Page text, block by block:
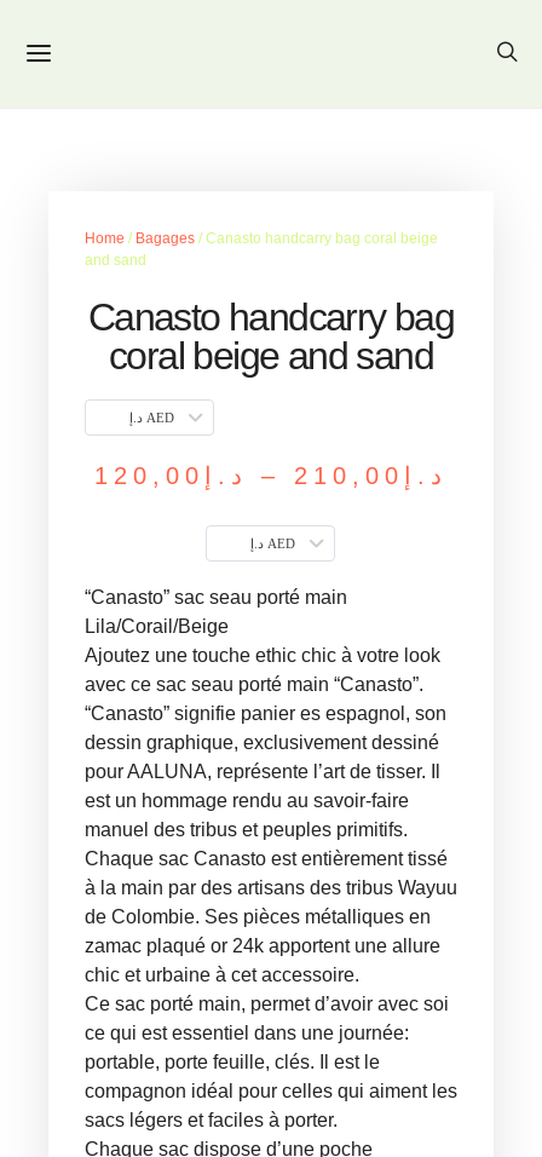
Home / Bagages / Canasto handcarry bag coral beige
and sand
Canasto handcarry bag
coral beige and sand
د.إ AED
د.إ 120,00 – د.إ 210,00
د.إ AED
“Canasto” sac seau porté main
Lila/Corail/Beige
Ajoutez une touche ethic chic à votre look
avec ce sac seau porté main “Canasto”.
“Canasto” signifie panier es espagnol, son
dessin graphique, exclusivement dessiné
pour AALUNA, représente l’art de tisser. Il
est un hommage rendu au savoir-faire
manuel des tribus et peuples primitifs.
Chaque sac Canasto est entièrement tissé
à la main par des artisans des tribus Wayuu
de Colombie. Ses pièces métalliques en
zamac plaqué or 24k apportent une allure
chic et urbaine à cet accessoire.
Ce sac porté main, permet d’avoir avec soi
ce qui est essentiel dans une journée:
portable, porte feuille, clés. Il est le
compagnon idéal pour celles qui aiment les
sacs légers et faciles à porter.
Chaque sac dispose d’une poche